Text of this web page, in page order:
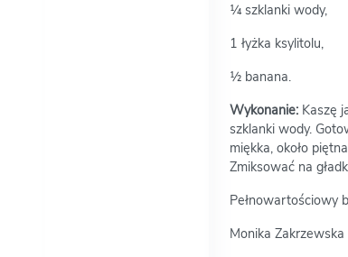
¼ szklanki wody,
1 łyżka ksylitolu,
½ banana.
Wykonanie: Kaszę
szklanki wody.
miękka, około
Zmiksować na
Pełnowartościowy
Monika Zakrzewska